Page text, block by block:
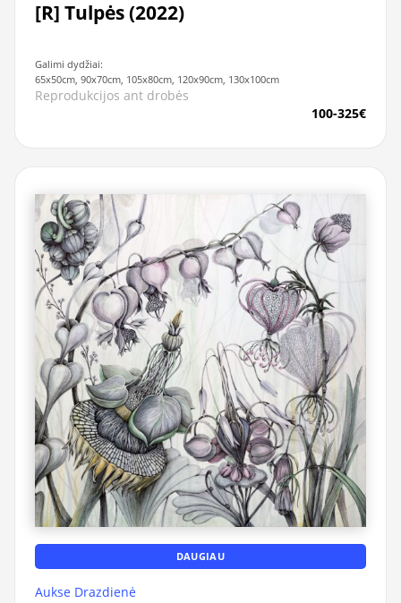
[R] Tulpės (2022)
Galimi dydžiai:
65x50cm, 90x70cm, 105x80cm, 120x90cm, 130x100cm
Reprodukcijos ant drobės
100-325€
DAUGIAU
Aukse Drazdienė